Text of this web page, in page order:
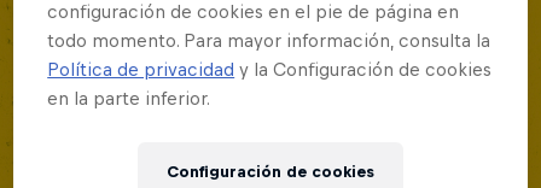
configuración de cookies en el pie de página en
todo momento. Para mayor información, consulta la
Política de privacidad y la Configuración de cookies
en la parte inferior.
Configuración de cookies